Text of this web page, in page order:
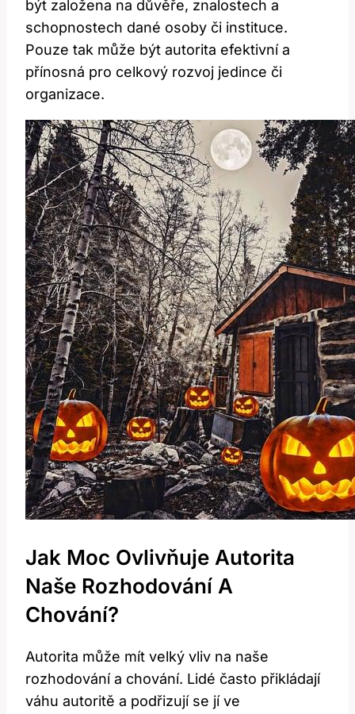
být založena na důvěře, znalostech a
schopnostech dané osoby či instituce.
Pouze tak může být autorita efektivní a
přínosná pro celkový rozvoj jedince či
organizace.
Jak Moc Ovlivňuje Autorita
Naše Rozhodování A
Chování?
Autorita může mít velký vliv na naše
rozhodování a chování. Lidé často přikládají
váhu autoritě a podřizují se jí ve